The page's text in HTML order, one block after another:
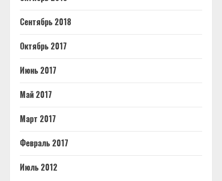
Сентябрь 2018
Октябрь 2017
Июнь 2017
Май 2017
Март 2017
Февраль 2017
Июль 2012